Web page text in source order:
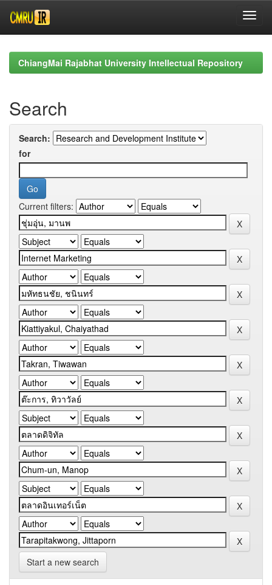
navigationChiangMai Rajabhat University Intellectual Repository
Search
Search:
for
Current filters:
Start a new search